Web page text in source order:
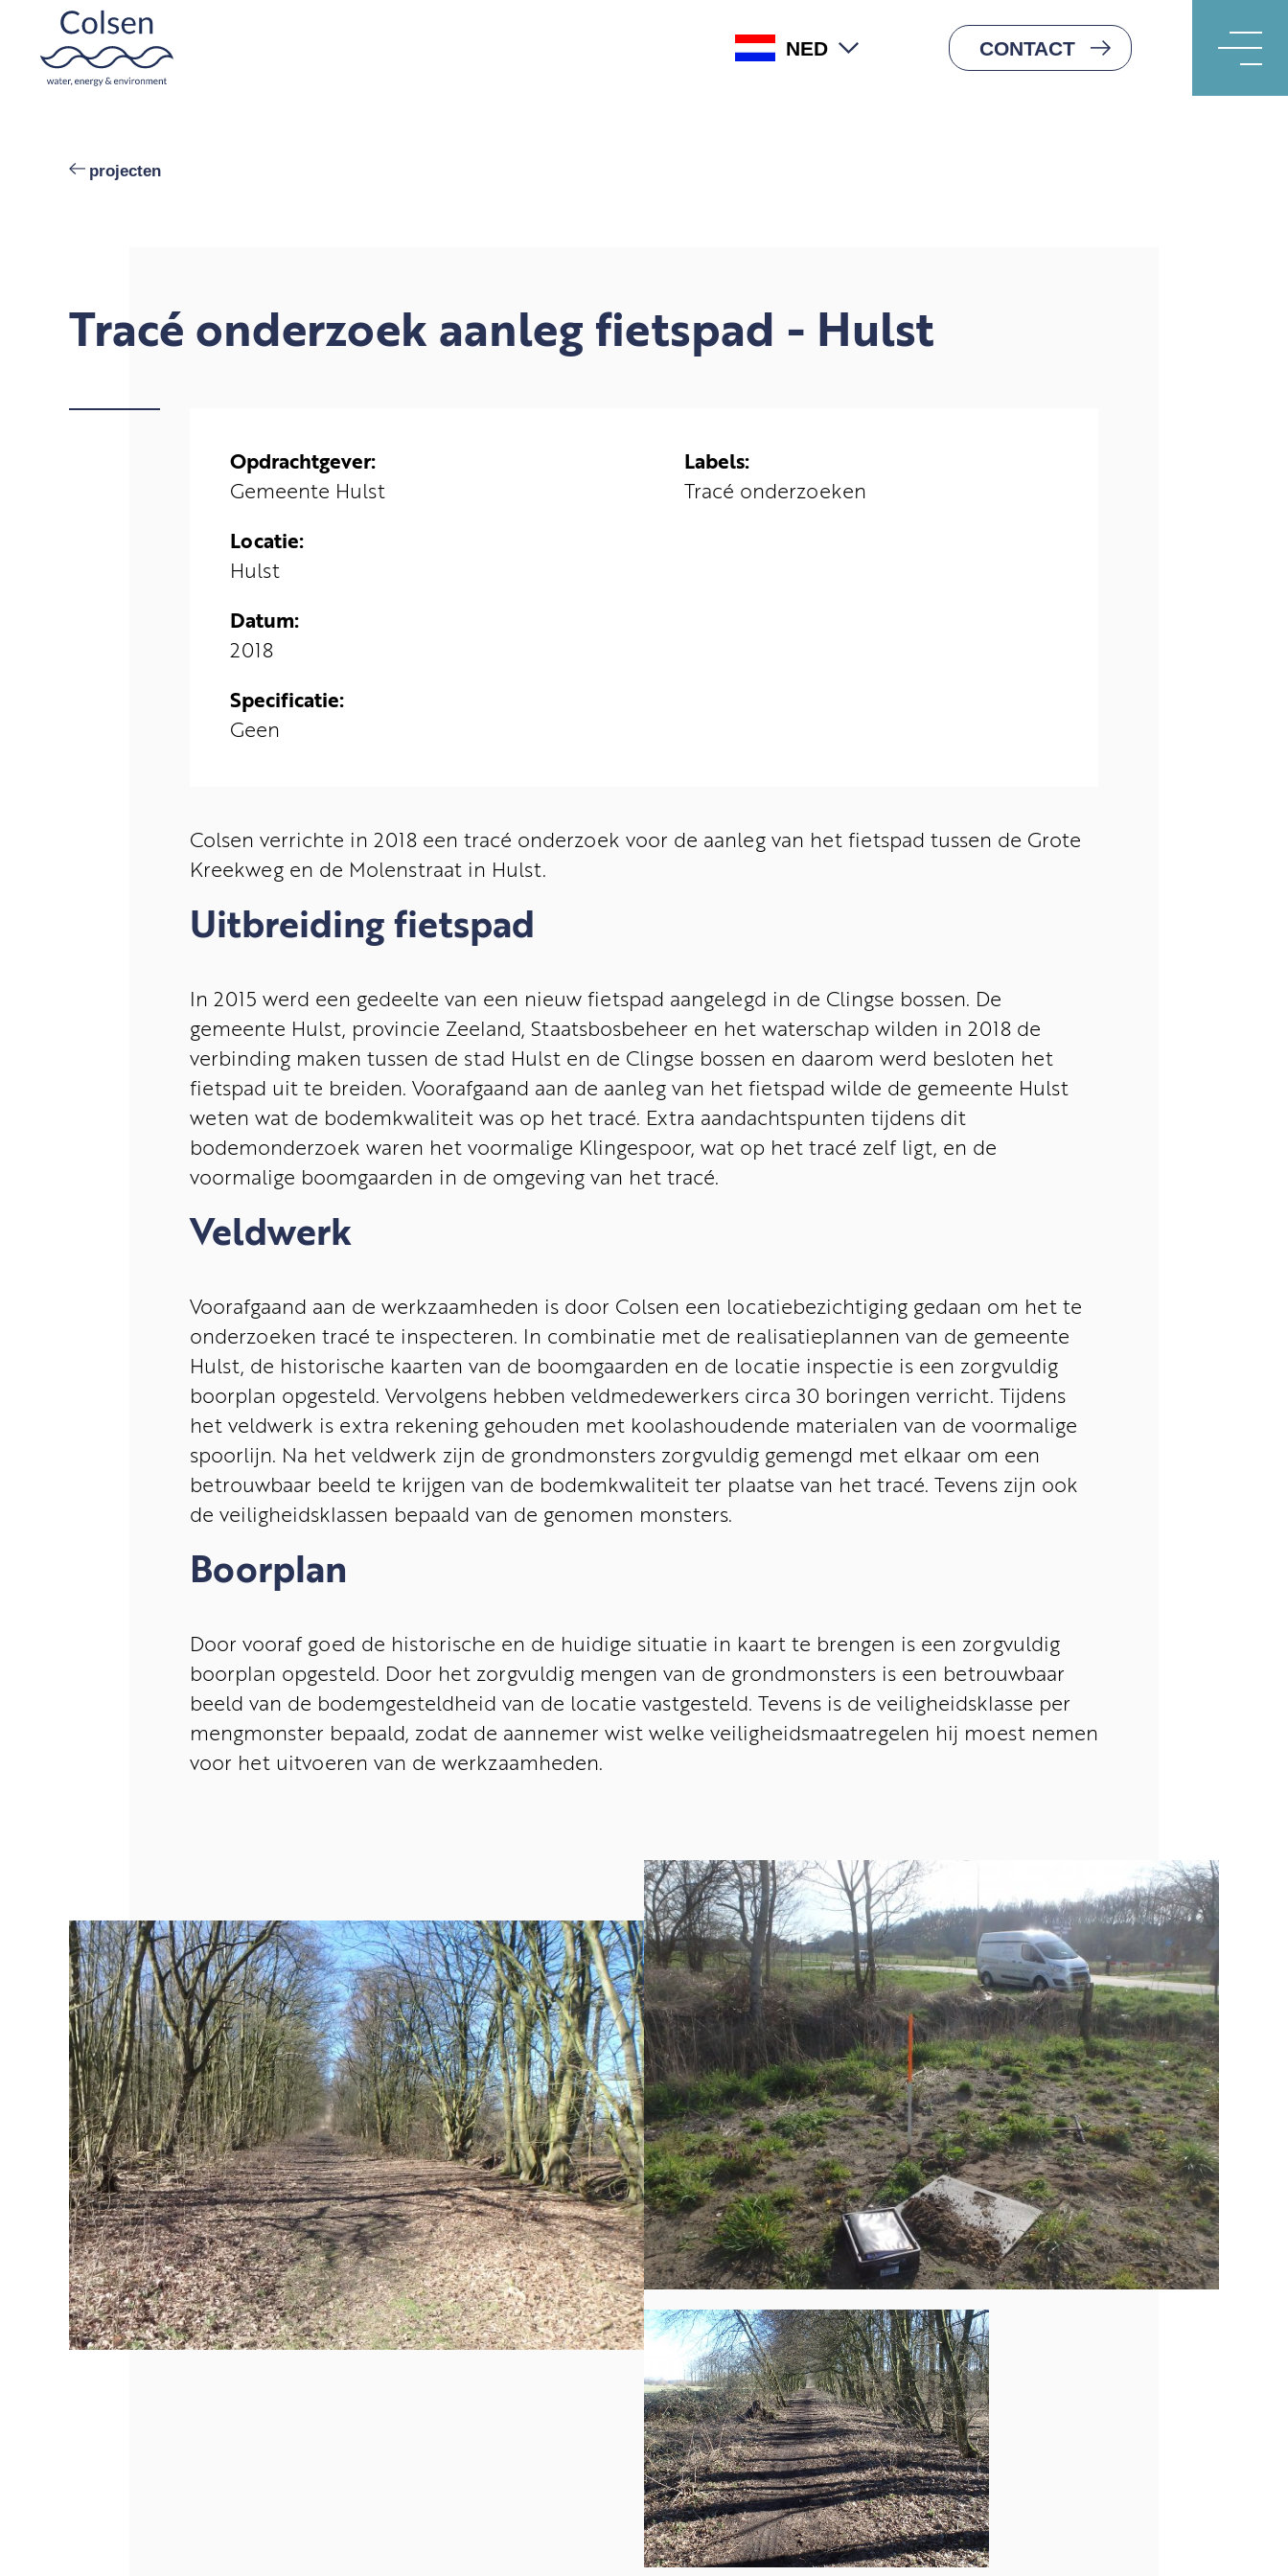
NED Hoofdnavigatie
CONTACT
projecten
Tracé onderzoek aanleg fietspad - Hulst
Opdrachtgever:
Gemeente Hulst
Locatie:
Hulst
Datum:
2018
Specificatie:
Geen
Labels:
Tracé onderzoeken
Colsen verrichte in 2018 een tracé onderzoek voor de aanleg van het fietspad tussen de Grote
Kreekweg en de Molenstraat in Hulst.
Uitbreiding fietspad
In 2015 werd een gedeelte van een nieuw fietspad aangelegd in de Clingse bossen. De
gemeente Hulst, provincie Zeeland, Staatsbosbeheer en het waterschap wilden in 2018 de
verbinding maken tussen de stad Hulst en de Clingse bossen en daarom werd besloten het
fietspad uit te breiden. Voorafgaand aan de aanleg van het fietspad wilde de gemeente Hulst
weten wat de bodemkwaliteit was op het tracé. Extra aandachtspunten tijdens dit
bodemonderzoek waren het voormalige Klingespoor, wat op het tracé zelf ligt, en de
voormalige boomgaarden in de omgeving van het tracé.
Veldwerk
Voorafgaand aan de werkzaamheden is door Colsen een locatiebezichtiging gedaan om het te
onderzoeken tracé te inspecteren. In combinatie met de realisatieplannen van de gemeente
Hulst, de historische kaarten van de boomgaarden en de locatie inspectie is een zorgvuldig
boorplan opgesteld. Vervolgens hebben veldmedewerkers circa 30 boringen verricht. Tijdens
het veldwerk is extra rekening gehouden met koolashoudende materialen van de voormalige
spoorlijn. Na het veldwerk zijn de grondmonsters zorgvuldig gemengd met elkaar om een
betrouwbaar beeld te krijgen van de bodemkwaliteit ter plaatse van het tracé. Tevens zijn ook
de veiligheidsklassen bepaald van de genomen monsters.
Boorplan
Door vooraf goed de historische en de huidige situatie in kaart te brengen is een zorgvuldig
boorplan opgesteld. Door het zorgvuldig mengen van de grondmonsters is een betrouwbaar
beeld van de bodemgesteldheid van de locatie vastgesteld. Tevens is de veiligheidsklasse per
mengmonster bepaald, zodat de aannemer wist welke veiligheidsmaatregelen hij moest nemen
voor het uitvoeren van de werkzaamheden.